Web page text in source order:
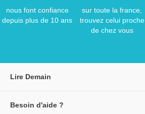
nous font confiance
depuis plus de 10 ans
sur toute la france,
trouvez celui proche
de chez vous
Lire Demain
Besoin d'aide ?